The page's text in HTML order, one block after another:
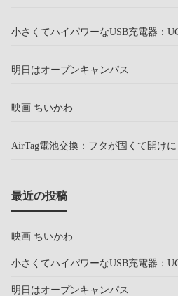
小さくてハイパワーなUSB充電器：
明日はオープンキャンパス
映画 ちいかわ
AirTag電池交換：フタが固くて開けに
最近の投稿
映画 ちいかわ
小さくてハイパワーなUSB充電器：
明日はオープンキャンパス